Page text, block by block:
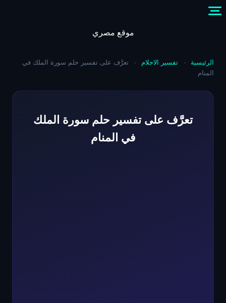
موقع مصري
الرئيسية - تفسير الاحلام -
تعرَّف على تفسير حلم سورة الملك في
المنام
تعرَّف على تفسير حلم سورة الملك
في المنام